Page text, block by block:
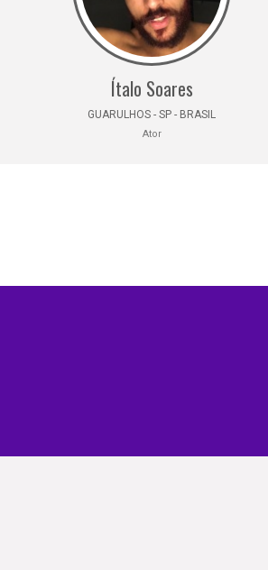
Ítalo Soares
GUARULHOS - SP - BRASIL
Ator